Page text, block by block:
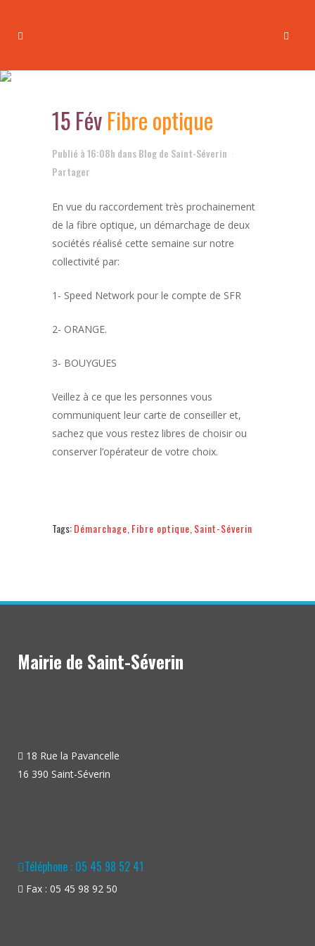
15 FévFibre optique
Publié à 16:08h dansBlog de Saint-Séverin
Partager
En vue du raccordement très prochainement
de la fibre optique, un démarchage de deux
sociétés réalisé cette semaine sur notre
collectivité par:
1- Speed Network pour le compte de SFR
2- ORANGE.
3- BOUYGUES
Veillez à ce que les personnes vous
communiquent leur carte de conseiller et,
sachez que vous restez libres de choisir ou
conserver l’opérateur de votre choix.
Tags:Démarchage Fibre optique Saint-Séverin
Mairie de Saint-Séverin
18 Rue la Pavancelle
16 390 Saint-Séverin
Téléphone : 05 45 98 52 41
Fax : 05 45 98 92 50